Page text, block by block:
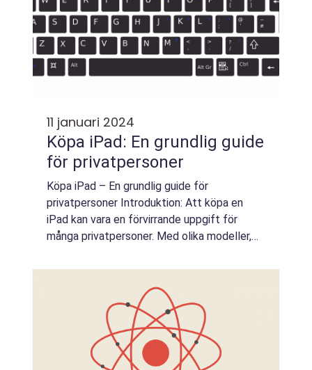
11 januari 2024
Köpa iPad: En grundlig guide
för privatpersoner
Köpa iPad – En grundlig guide för
privatpersoner Introduktion: Att köpa en
iPad kan vara en förvirrande uppgift för
många privatpersoner. Med olika modeller,
det viktigt att ha tillräckligt med inf...